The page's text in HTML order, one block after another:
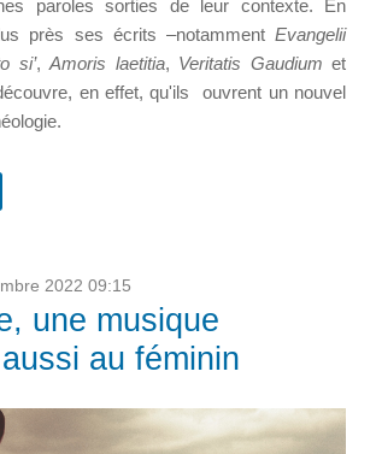
paroles sorties de leur contexte. En
près ses écrits –notamment Evangelii
si’,Amoris laetitia, Veritatis Gaudium et
en effet, qu'ils ouvrent un nouvel
2022 09:15
une musique
au féminin